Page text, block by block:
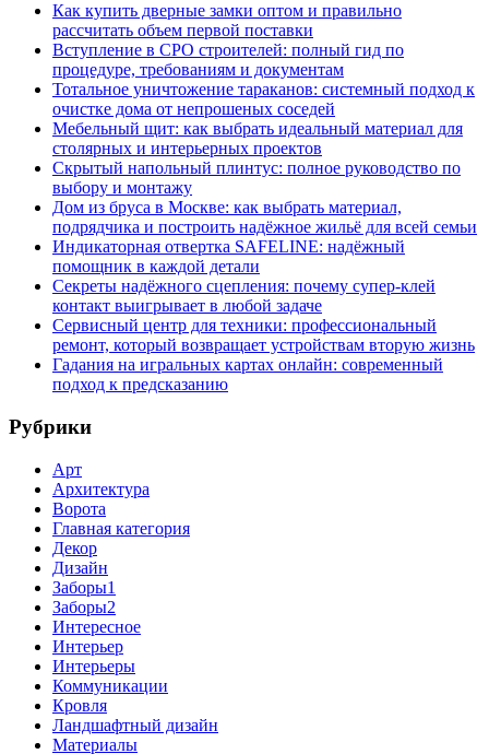
Как купить дверные замки оптом и правильно
рассчитать объем первой поставки
Вступление в СРО строителей: полный гид по
процедуре, требованиям и документам
Тотальное уничтожение тараканов: системный подход к
очистке дома от непрошеных соседей
Мебельный щит: как выбрать идеальный материал для
столярных и интерьерных проектов
Скрытый напольный плинтус: полное руководство по
выбору и монтажу
Дом из бруса в Москве: как выбрать материал,
подрядчика и построить надёжное жильё для всей семьи
Индикаторная отвертка SAFELINE: надёжный
помощник в каждой детали
Секреты надёжного сцепления: почему супер‑клей
контакт выигрывает в любой задаче
Сервисный центр для техники: профессиональный
ремонт, который возвращает устройствам вторую жизнь
Гадания на игральных картах онлайн: современный
подход к предсказанию
Рубрики
Арт
Архитектура
Ворота
Главная категория
Декор
Дизайн
Заборы1
Заборы2
Интересное
Интерьер
Интерьеры
Коммуникации
Кровля
Ландшафтный дизайн
Материалы